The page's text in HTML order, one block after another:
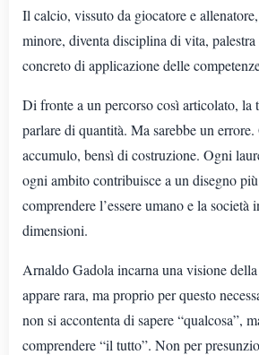
Il calcio, vissuto da giocatore e
minore, diventa disciplina di vita,
concreto di applicazione delle
Di fronte a un percorso così articolato, la
parlare di quantità. Ma sarebbe un
accumulo, bensì di costruzione. Ogni
ogni ambito contribuisce a un disegno
comprendere l’essere umano e la società
dimensioni.
Arnaldo Gadola incarna una visione
appare rara, ma proprio per questo
non si accontenta di sapere “qualcosa”,
comprendere “il tutto”. Non per